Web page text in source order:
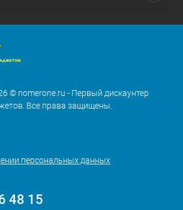
© nomerone.ru - Первый дискаунтер
Все права защищены.
персональных данных
48 15